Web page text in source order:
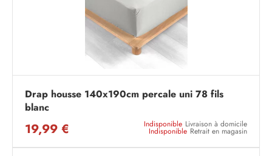
Drap housse 140x190cm percale uni 78 fils
blanc
19,99 € Indisponible Livraison à domicile
Indisponible Retrait en magasin